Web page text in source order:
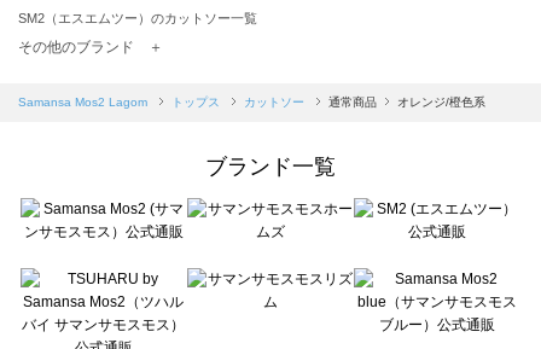
SM2（エスエムツー）のカットソー一覧
TSUHARU by Samansa Mos2（ツハルバイサマンサモスモス）のカットソー一覧
Samansa Mos2 blue（サマンサモスモス ブルー）のカットソー一覧
sō4ū（ソウフォーユー）のカットソー一覧
Te chichi（テチチ）のカットソー一覧
Te chichi CLASSIC（テチチ クラシック）のカットソー一覧
Lugnoncure（ルノンキュール）のカットソー一覧
BETTY'S BLUE（べティーズブルー）のカットソー一覧
Wpc.（ワールドパーティー）のカットソー一覧
その他のブランド ＋
Samansa Mos2 Lagom トップス カットソー 通常商品 オレンジ/橙色系
ブランド一覧